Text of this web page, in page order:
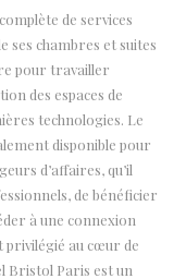
de services
ses chambres et suites
pour travailler
des espaces de
technologies. Le
disponible pour
d’affaires, qu’il
de bénéficier
à une connexion
privilégié au cœur de
Bristol Paris est un